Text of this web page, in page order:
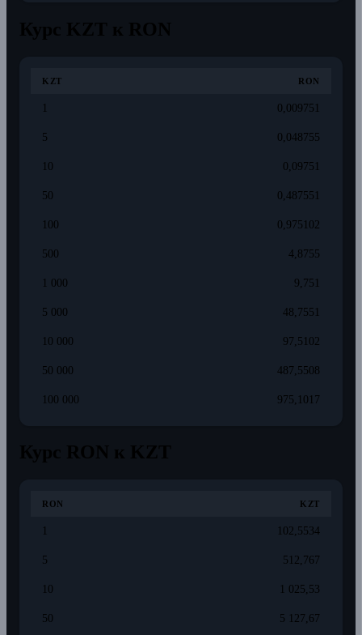
KZT RON
1 0,009751
5 0,048755
10 0,09751
50 0,487551
100 0,975102
500 4,8755
1 000 9,751
5 000 48,7551
10 000 97,5102
50 000 487,5508
100 000 975,1017
RON KZT
102,5534
5 512,767
10 1 025,53
50 5 127,67